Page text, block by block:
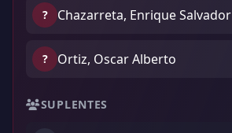
? Chazarreta, Enrique Salvador
? Ortiz, Oscar Alberto
SUPLENTES